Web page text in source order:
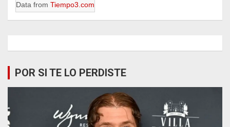
Data from Tiempo3.com
POR SI TE LO PERDISTE